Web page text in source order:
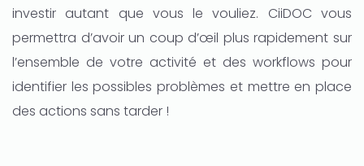
investir autant que vous le vouliez. CiiDOC vous
permettra d’avoir un coup d’œil plus rapidement sur
l’ensemble de votre activité et des workflows pour
identifier les possibles problèmes et mettre en place
des actions sans tarder !